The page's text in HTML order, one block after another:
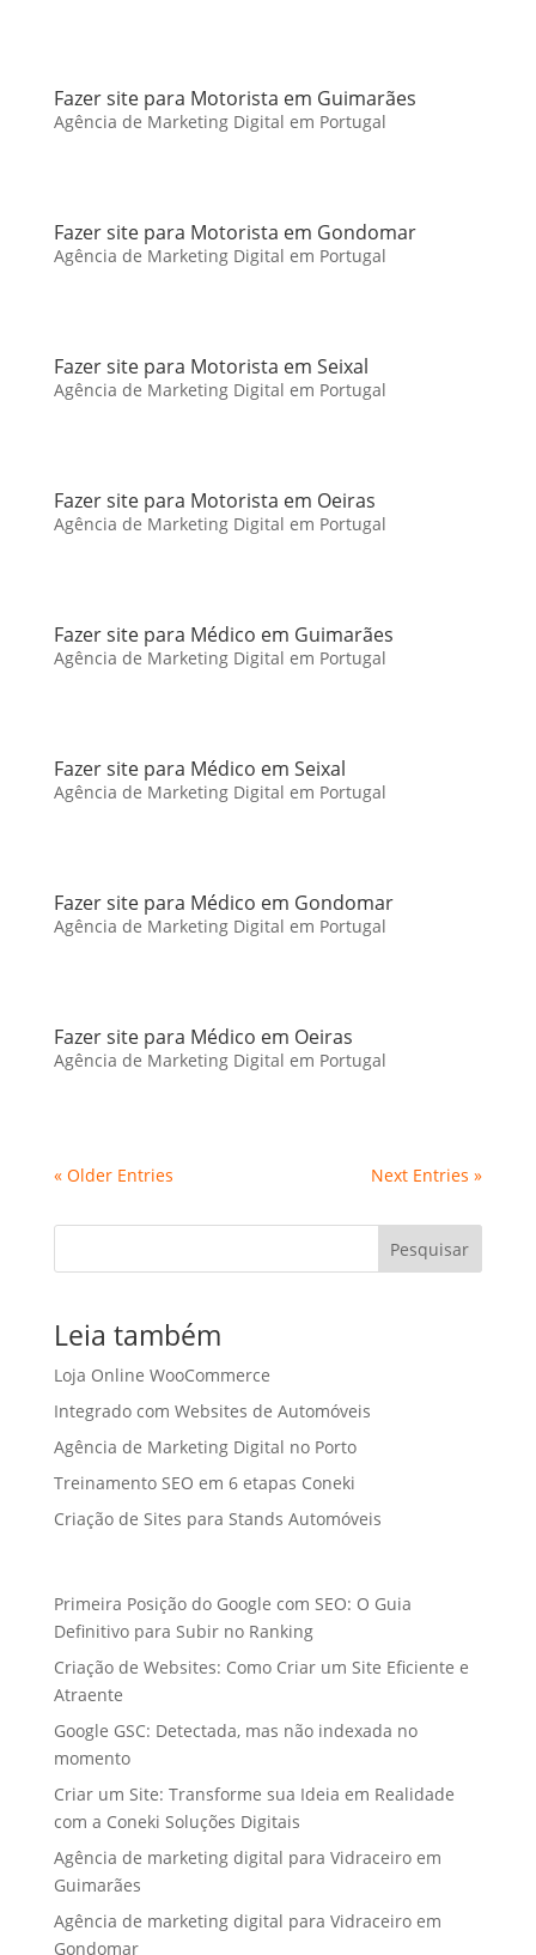
Fazer site para Motorista em Guimarães
Agência de Marketing Digital em Portugal
Fazer site para Motorista em Gondomar
Agência de Marketing Digital em Portugal
Fazer site para Motorista em Seixal
Agência de Marketing Digital em Portugal
Fazer site para Motorista em Oeiras
Agência de Marketing Digital em Portugal
Fazer site para Médico em Guimarães
Agência de Marketing Digital em Portugal
Fazer site para Médico em Seixal
Agência de Marketing Digital em Portugal
Fazer site para Médico em Gondomar
Agência de Marketing Digital em Portugal
Fazer site para Médico em Oeiras
Agência de Marketing Digital em Portugal
« Older Entries Next Entries »
Pesquisar
Leia também
Loja Online WooCommerce
Integrado com Websites de Automóveis
Agência de Marketing Digital no Porto
Treinamento SEO em 6 etapas Coneki
Criação de Sites para Stands Automóveis
Primeira Posição do Google com SEO: O Guia
Definitivo para Subir no Ranking
Criação de Websites: Como Criar um Site Eficiente e
Atraente
Google GSC: Detectada, mas não indexada no
momento
Criar um Site: Transforme sua Ideia em Realidade
com a Coneki Soluções Digitais
Agência de marketing digital para Vidraceiro em
Guimarães
Agência de marketing digital para Vidraceiro em
Gondomar